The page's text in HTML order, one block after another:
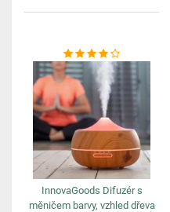
InnovaGoods Difuzér s
měničem barvy, vzhled dřeva